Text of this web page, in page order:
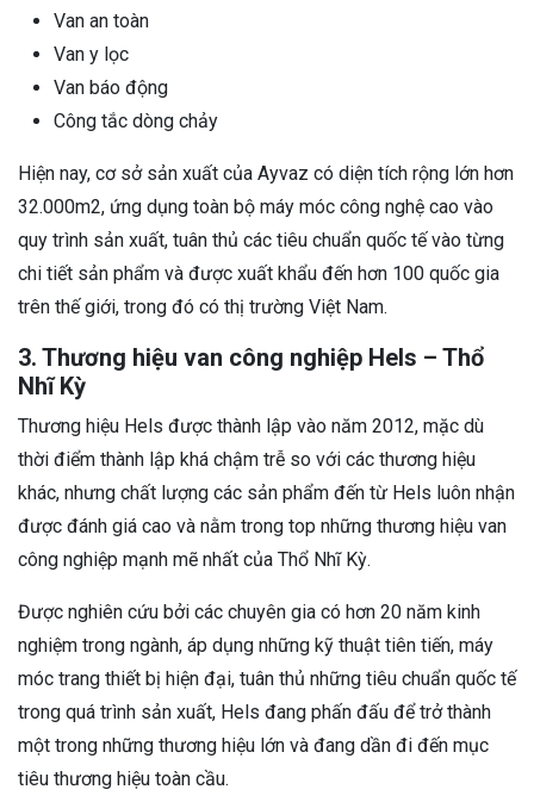
Van an toàn
Van y lọc
Van báo động
Công tắc dòng chảy
Hiện nay, cơ sở sản xuất của Ayvaz có diện tích rộng lớn hơn
32.000m2, ứng dụng toàn bộ máy móc công nghệ cao vào
quy trình sản xuất, tuân thủ các tiêu chuẩn quốc tế vào từng
chi tiết sản phẩm và được xuất khẩu đến hơn 100 quốc gia
trên thế giới, trong đó có thị trường Việt Nam.
3. Thương hiệu van công nghiệp Hels – Thổ
Nhĩ Kỳ
Thương hiệu Hels được thành lập vào năm 2012, mặc dù
thời điểm thành lập khá chậm trễ so với các thương hiệu
khác, nhưng chất lượng các sản phẩm đến từ Hels luôn nhận
được đánh giá cao và nằm trong top những thương hiệu van
công nghiệp mạnh mẽ nhất của Thổ Nhĩ Kỳ.
Được nghiên cứu bởi các chuyên gia có hơn 20 năm kinh
nghiệm trong ngành, áp dụng những kỹ thuật tiên tiến, máy
móc trang thiết bị hiện đại, tuân thủ những tiêu chuẩn quốc tế
trong quá trình sản xuất, Hels đang phấn đấu để trở thành
một trong những thương hiệu lớn và đang dần đi đến mục
tiêu thương hiệu toàn cầu.